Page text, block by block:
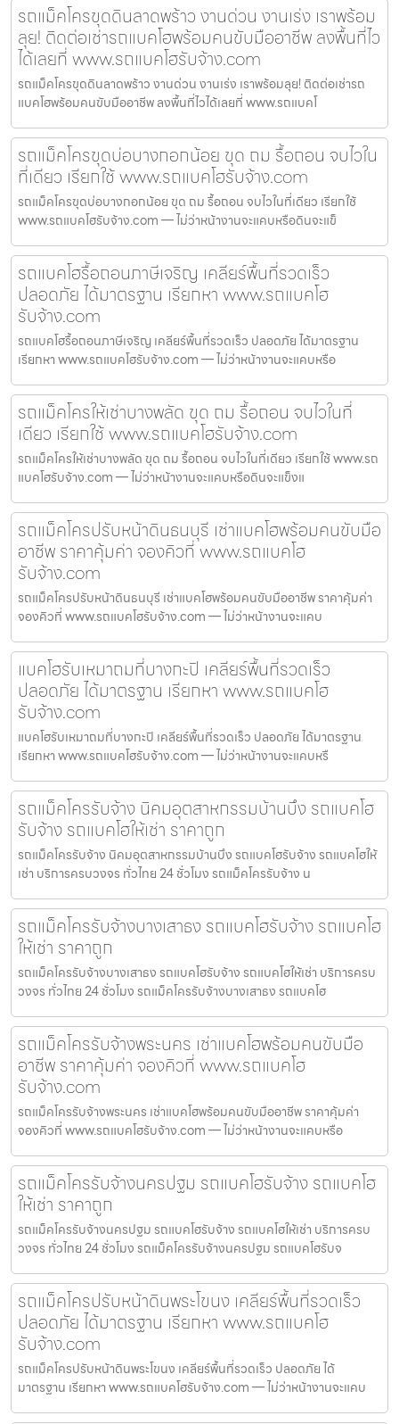
รถแม็คโครขุดดินลาดพร้าว งานด่วน งานเร่ง เราพร้อม
ลุย! ติดต่อเช่ารถแบคโฮพร้อมคนขับมืออาชีพ ลงพื้นที่ไว
ได้เลยที่ www.รถแบคโฮรับจ้าง.com
รถแม็คโครขุดดินลาดพร้าว งานด่วน งานเร่ง เราพร้อมลุย! ติดต่อเช่ารถ
แบคโฮพร้อมคนขับมืออาชีพ ลงพื้นที่ไวได้เลยที่ www.รถแบคโ
รถแม็คโครขุดบ่อบางกอกน้อย ขุด ถม รื้อถอน จบไวใน
ที่เดียว เรียกใช้ www.รถแบคโฮรับจ้าง.com
รถแม็คโครขุดบ่อบางกอกน้อย ขุด ถม รื้อถอน จบไวในที่เดียว เรียกใช้
www.รถแบคโฮรับจ้าง.com — ไม่ว่าหน้างานจะแคบหรือดินจะแข็
รถแบคโฮรื้อถอนภาษีเจริญ เคลียร์พื้นที่รวดเร็ว
ปลอดภัย ได้มาตรฐาน เรียกหา www.รถแบคโฮ
รับจ้าง.com
รถแบคโฮรื้อถอนภาษีเจริญ เคลียร์พื้นที่รวดเร็ว ปลอดภัย ได้มาตรฐาน
เรียกหา www.รถแบคโฮรับจ้าง.com — ไม่ว่าหน้างานจะแคบหรือ
รถแม็คโครให้เช่าบางพลัด ขุด ถม รื้อถอน จบไวในที่
เดียว เรียกใช้ www.รถแบคโฮรับจ้าง.com
รถแม็คโครให้เช่าบางพลัด ขุด ถม รื้อถอน จบไวในที่เดียว เรียกใช้ www.รถ
แบคโฮรับจ้าง.com — ไม่ว่าหน้างานจะแคบหรือดินจะแข็งแ
รถแม็คโครปรับหน้าดินธนบุรี เช่าแบคโฮพร้อมคนขับมือ
อาชีพ ราคาคุ้มค่า จองคิวที่ www.รถแบคโฮ
รับจ้าง.com
รถแม็คโครปรับหน้าดินธนบุรี เช่าแบคโฮพร้อมคนขับมืออาชีพ ราคาคุ้มค่า
จองคิวที่ www.รถแบคโฮรับจ้าง.com — ไม่ว่าหน้างานจะแคบ
แบคโฮรับเหมาถมที่บางกะปิ เคลียร์พื้นที่รวดเร็ว
ปลอดภัย ได้มาตรฐาน เรียกหา www.รถแบคโฮ
รับจ้าง.com
แบคโฮรับเหมาถมที่บางกะปิ เคลียร์พื้นที่รวดเร็ว ปลอดภัย ได้มาตรฐาน
เรียกหา www.รถแบคโฮรับจ้าง.com — ไม่ว่าหน้างานจะแคบหรื
รถแม็คโครรับจ้าง นิคมอุตสาหกรรมบ้านบึง รถแบคโฮ
รับจ้าง รถแบคโฮให้เช่า ราคาถูก
รถแม็คโครรับจ้าง นิคมอุตสาหกรรมบ้านบึง รถแบคโฮรับจ้าง รถแบคโฮให้
เช่า บริการครบวงจร ทั่วไทย 24 ชั่วโมง รถแม็คโครรับจ้าง น
รถแม็คโครรับจ้างบางเสาธง รถแบคโฮรับจ้าง รถแบคโฮ
ให้เช่า ราคาถูก
รถแม็คโครรับจ้างบางเสาธง รถแบคโฮรับจ้าง รถแบคโฮให้เช่า บริการครบ
วงจร ทั่วไทย 24 ชั่วโมง รถแม็คโครรับจ้างบางเสาธง รถแบคโฮ
รถแม็คโครรับจ้างพระนคร เช่าแบคโฮพร้อมคนขับมือ
อาชีพ ราคาคุ้มค่า จองคิวที่ www.รถแบคโฮ
รับจ้าง.com
รถแม็คโครรับจ้างพระนคร เช่าแบคโฮพร้อมคนขับมืออาชีพ ราคาคุ้มค่า
จองคิวที่ www.รถแบคโฮรับจ้าง.com — ไม่ว่าหน้างานจะแคบหรือ
รถแม็คโครรับจ้างนครปฐม รถแบคโฮรับจ้าง รถแบคโฮ
ให้เช่า ราคาถูก
รถแม็คโครรับจ้างนครปฐม รถแบคโฮรับจ้าง รถแบคโฮให้เช่า บริการครบ
วงจร ทั่วไทย 24 ชั่วโมง รถแม็คโครรับจ้างนครปฐม รถแบคโฮรับจ
รถแม็คโครปรับหน้าดินพระโขนง เคลียร์พื้นที่รวดเร็ว
ปลอดภัย ได้มาตรฐาน เรียกหา www.รถแบคโฮ
รับจ้าง.com
รถแม็คโครปรับหน้าดินพระโขนง เคลียร์พื้นที่รวดเร็ว ปลอดภัย ได้
มาตรฐาน เรียกหา www.รถแบคโฮรับจ้าง.com — ไม่ว่าหน้างานจะแคบ